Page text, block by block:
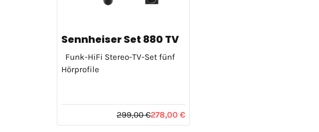
Sennheiser Set 880 TV
Funk-HiFi Stereo-TV-Set fünf
Hörprofile
299,00 €278,00 €